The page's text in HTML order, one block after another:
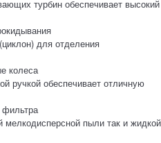
турбин обеспечивает высокий
для отделения
колеса
ручкой обеспечивает отличную
фильтра
мелкодисперсной пыли так и жидкой